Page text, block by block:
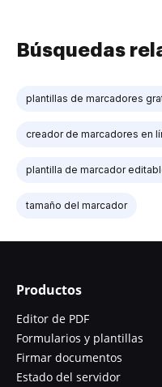
Búsquedas
plantillas de marcadores
creador de marcadores en
plantilla de marcador
tamaño del marcador
Productos
Editor de PDF
Formularios y plantillas
Firmar documentos
Estado del servidor